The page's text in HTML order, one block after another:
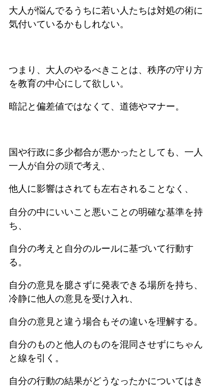
大人が悩んでるうちに若い人たちは対処の術に
気付いているかもしれない。
つまり、大人のやるべきことは、秩序の守り方
を教育の中心にして欲しい。
暗記と偏差値ではなくて、道徳やマナー。
国や行政に多少都合が悪かったとしても、一人
一人が自分の頭で考え、
他人に影響はされても左右されることなく、
自分の中にいいこと悪いことの明確な基準を持
ち、
自分の考えと自分のルールに基づいて行動す
る。
自分の意見を臆さずに発表できる場所を持ち、
冷静に他人の意見を受け入れ、
自分の意見と違う場合もその違いを理解する。
自分のものと他人のものを混同させずにちゃん
と線を引く。
自分の行動の結果がどうなったかについてはき